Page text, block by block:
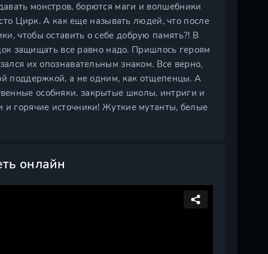
монстров, борются маги и волшебники
Цирк. А как еще называть людей, что после
чтобы оставить о себе добрую память?! В
защищать все равно надо. Пришлось героям
их опознавательным знаком. Все верно,
поддержкой, а не одним, как отщепенцы. А
особняки, закрытые школы, интриги и
горячие источники! Жуткие мутанты, белые
онлайн